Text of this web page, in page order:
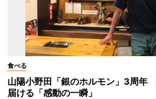
食べる
山陽小野田「銀のホルモン」3周年
届ける「感動の一瞬」